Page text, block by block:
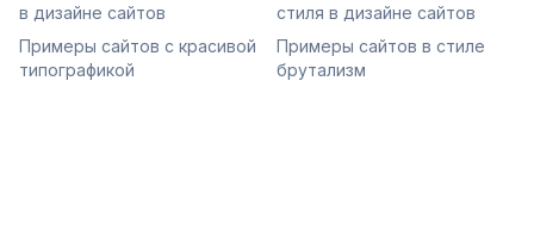
в дизайне сайтов
стиля в дизайне сайтов
Примеры сайтов с красивой
типографикой
Примеры сайтов в стиле
брутализм